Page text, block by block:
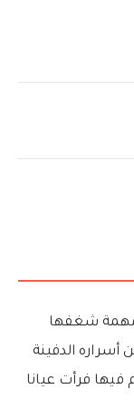
شغفها
الدفينة
فيها فرأت عيانا